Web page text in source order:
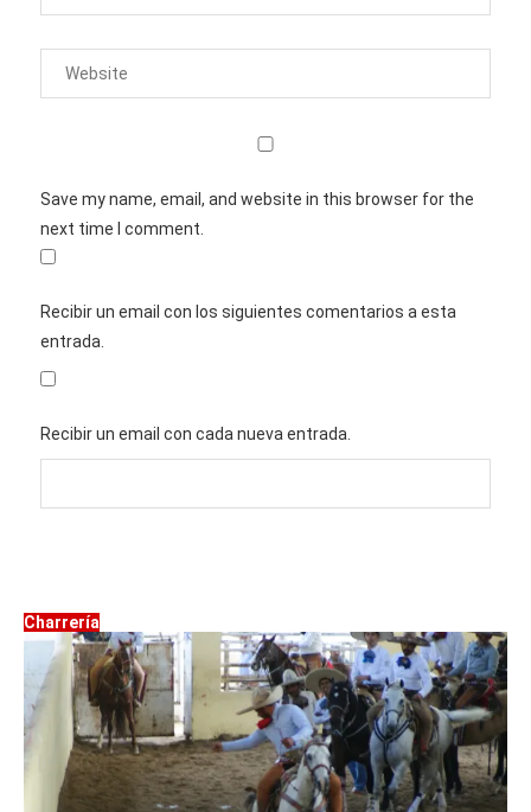
Save my name, email, and website in this browser for the
next time I comment.
Recibir un email con los siguientes comentarios a esta
entrada.
Recibir un email con cada nueva entrada.
Charrería